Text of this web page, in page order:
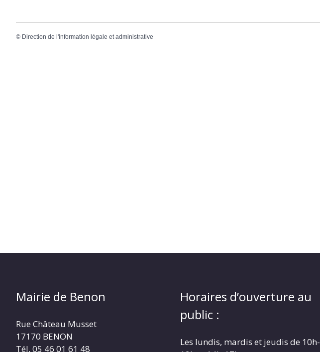
© Direction de l'information légale et administrative
Mairie de Benon
Rue Château Musset
17170 BENON
Tél. 05 46 01 61 48
Horaires d’ouverture au
public :
Les lundis, mardis et jeudis de 10h-